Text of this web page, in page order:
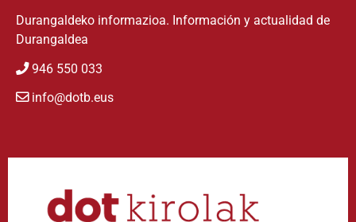
Durangaldeko informazioa. Información y actualidad de
Durangaldea
946 550 033
info@dotb.eus